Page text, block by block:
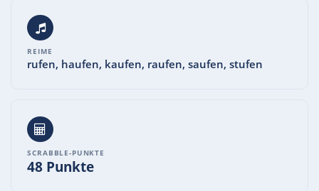
REIME
rufen, haufen, kaufen, raufen, saufen, stufen
SCRABBLE-PUNKTE
48 Punkte